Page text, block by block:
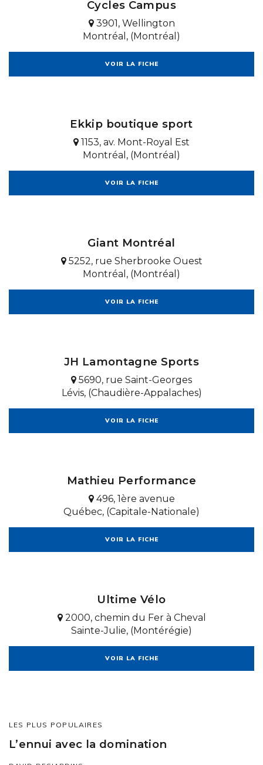
Cycles Campus
3901, Wellington
Montréal, (Montréal)
VOIR LA FICHE
Ekkip boutique sport
1153, av. Mont-Royal Est
Montréal, (Montréal)
VOIR LA FICHE
Giant Montréal
5252, rue Sherbrooke Ouest
Montréal, (Montréal)
VOIR LA FICHE
JH Lamontagne Sports
5690, rue Saint-Georges
Lévis, (Chaudière-Appalaches)
VOIR LA FICHE
Mathieu Performance
496, 1ère avenue
Québec, (Capitale-Nationale)
VOIR LA FICHE
Ultime Vélo
2000, chemin du Fer à Cheval
Sainte-Julie, (Montérégie)
VOIR LA FICHE
LES PLUS POPULAIRES
L’ennui avec la domination